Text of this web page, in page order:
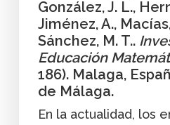
González, J. L.,
Jiménez, A., Macías,
Sánchez, M. T..
Educación
186). Malaga,
de Málaga.
En la actualidad, los